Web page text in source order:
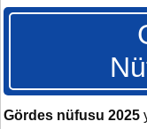
Gördes nüfusu 2025